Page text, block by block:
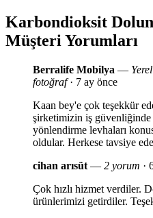
Karbondioksit
Müşteri Yorumları
Berralife Mobilya —
fotoğraf· 7 ay önce
Kaan bey'e çok teşekkür
şirketimizin iş
yönlendirme levhaları
oldular. Herkese tavsiye
cihan arısüt — 2 yorum ·
Çok hızlı hizmet verdiler.
ürünlerimizi getirdiler.